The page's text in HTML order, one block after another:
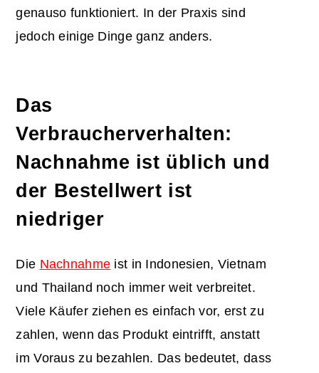
genauso funktioniert. In der Praxis sind
jedoch einige Dinge ganz anders.
Das
Verbraucherverhalten:
Nachnahme ist üblich und
der Bestellwert ist
niedriger
Die Nachnahme ist in Indonesien, Vietnam
und Thailand noch immer weit verbreitet.
Viele Käufer ziehen es einfach vor, erst zu
zahlen, wenn das Produkt eintrifft, anstatt
im Voraus zu bezahlen. Das bedeutet, dass